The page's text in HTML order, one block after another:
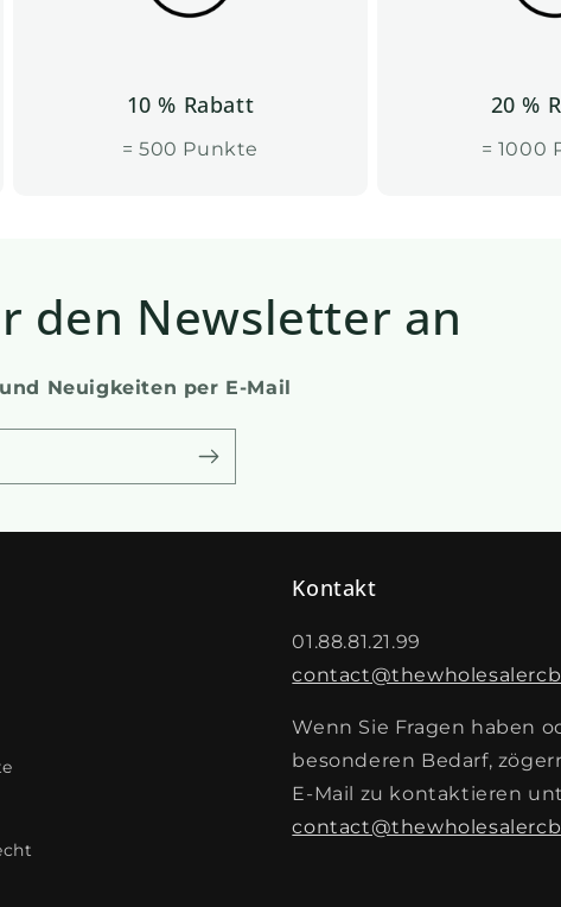
10 % Rabatt
= 500 Punkte
20 %
= 1000
den Newsletter an
Neuigkeiten per E-Mail
Kontakt
01.88.81.21.99
Wenn Sie Fragen haben
besonderen Bedarf,
E-Mail zu kontaktieren